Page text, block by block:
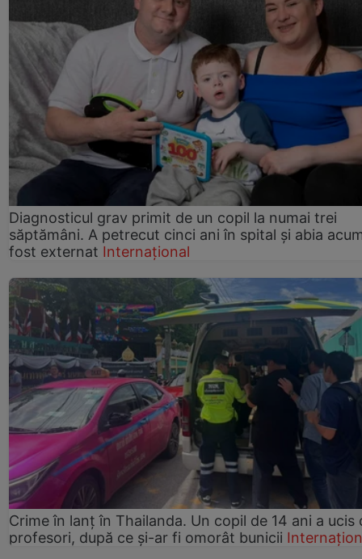
Diagnosticul grav primit de un copil la numai trei
săptămâni. A petrecut cinci ani în spital și abia
fost externat Internațional
Crime în lanț în Thailanda. Un copil de 14 ani a ucis
profesori, după ce și-ar fi omorât bunicii